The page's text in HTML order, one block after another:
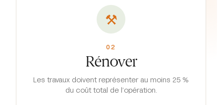
⚒
02
Rénover
Les travaux doivent représenter au moins 25 %
du coût total de l’opération.